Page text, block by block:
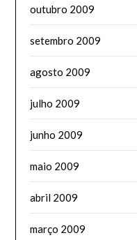
outubro 2009
setembro 2009
agosto 2009
julho 2009
junho 2009
maio 2009
abril 2009
março 2009